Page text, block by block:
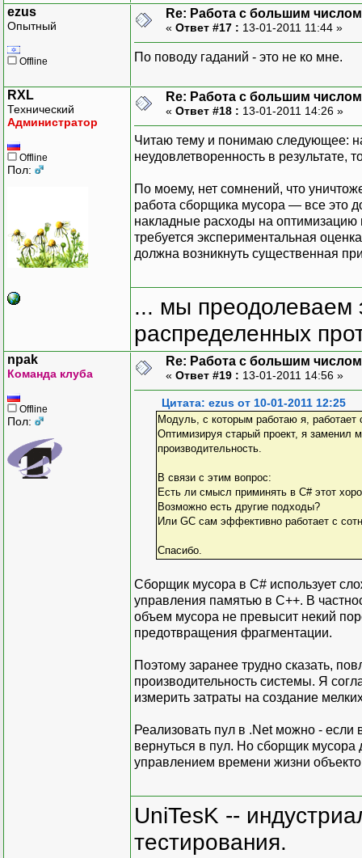
ezus
Опытный
Offline
Re: Работа с большим
« Ответ #17 : 13-01-2011 11:44 »
По поводу гаданий - это не ко мне.
RXL
Технический
Администратор
Offline
Пол:
Re: Работа с большим
« Ответ #18 : 13-01-2011 14:26 »
Читаю тему и понимаю следующее:
неудовлетворенность в результате,
По моему, нет сомнений, что
работа сборщика мусора — все это
накладные расходы на оптимизацию
требуется экспериментальная
должна возникнуть существенная
... мы преодолеваем
распределенных
npak
Команда клуба
Offline
Пол:
Re: Работа с большим
« Ответ #19 : 13-01-2011 14:56 »
Цитата: ezus от 10-01-2011 12:25
Модуль, с которым работаю я, работает
Оптимизируя старый проект, я заменил
производительность.
В связи с этим вопрос:
Есть ли смысл приминять в С# этот
Возможно есть другие подходы?
Или GC сам эффективно работает с
Спасибо.
Сборщик мусора в C# использует
управления памятью в C++. В
объем мусора не превысит некий
предотвращения фрагментации.
Поэтому заранее трудно сказать,
производительность системы. Я
измерить затраты на создание
Реализовать пул в .Net можно - если
вернуться в пул. Но сборщик мусора
управлением времени жизни
UniTesK --
тестирования.